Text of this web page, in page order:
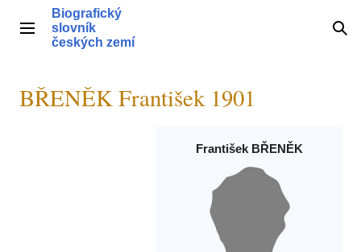
obsahHlavní menu
Biografický
slovník
českých zemí
BŘENĚK František 1901
František BŘENĚK